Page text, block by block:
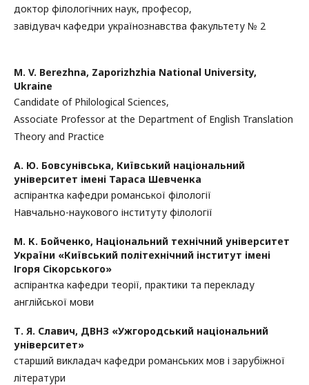
доктор філологічних наук, професор,
завідувач кафедри українознавства факультету № 2
M. V. Berezhna, Zaporizhzhia National University,
Ukraine
Candidate of Philological Sciences,
Associate Professor at the Department of English Translation
Theory and Practice
А. Ю. Бовсунівська, Київський національний
університет імені Тараса Шевченка
аспірантка кафедри романської філології
Навчально-наукового інституту філології
М. К. Бойченко, Національний технічний університет
України «Київський політехнічний інститут імені
Ігоря Сікорського»
аспірантка кафедри теорії, практики та перекладу
англійської мови
Т. Я. Славич, ДВНЗ «Ужгородський національний
університет»
старший викладач кафедри романських мов і зарубіжної
літератури